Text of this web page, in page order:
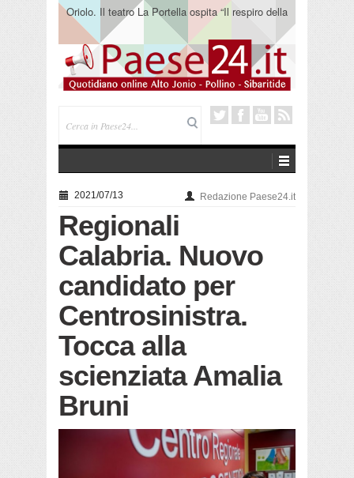
Oriolo. Il teatro La Portella ospita “Il respiro della
terra” del collettivo 365
2021/07/13 Redazione Paese24.it
Regionali
Calabria. Nuovo
candidato per
Centrosinistra.
Tocca alla
scienziata Amalia
Bruni